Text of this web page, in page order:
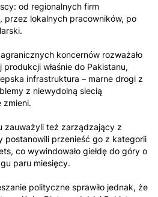
od regionalnych firm
przez lokalnych pracowników, po
koncernów rozważało
właśnie do Pakistanu,
infrastruktura – marne drogi z
z niewydolną siecią
zmieni.
zauważyli też zarządzający z
postanowili przenieść go z kategorii
co wywindowało giełdę do góry o
paru miesięcy.
polityczne sprawiło jednak, że